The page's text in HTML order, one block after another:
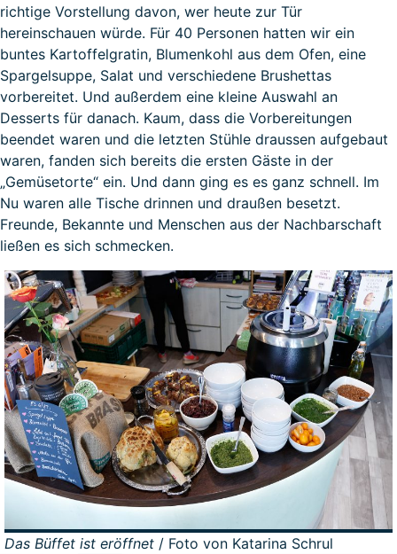
richtige Vorstellung davon, wer heute zur Tür
hereinschauen würde. Für 40 Personen hatten wir ein
buntes Kartoffelgratin, Blumenkohl aus dem Ofen, eine
Spargelsuppe, Salat und verschiedene Brushettas
vorbereitet. Und außerdem eine kleine Auswahl an
Desserts für danach. Kaum, dass die Vorbereitungen
beendet waren und die letzten Stühle draussen aufgebaut
waren, fanden sich bereits die ersten Gäste in der
„Gemüsetorte“ ein. Und dann ging es es ganz schnell. Im
Nu waren alle Tische drinnen und draußen besetzt.
Freunde, Bekannte und Menschen aus der Nachbarschaft
ließen es sich schmecken.
Das Büffet ist eröffnet / Foto von Katarina Schrul